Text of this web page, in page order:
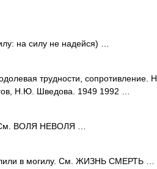
на силу не надейся) …
трудности, сопротивление. Н.
Н.Ю. Шведова. 1949 1992 …
ВОЛЯ НЕВОЛЯ …
в могилу. См. ЖИЗНЬ СМЕРТЬ …